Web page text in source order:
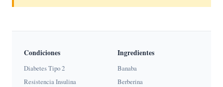
Condiciones
Diabetes Tipo 2
Resistencia Insulina
Ingredientes
Banaba
Berberina